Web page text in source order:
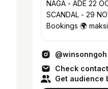
NAGA - ADE 22
SCANDAL - 29
Bookings 🌍
@winsonngoh
Check
Get audience